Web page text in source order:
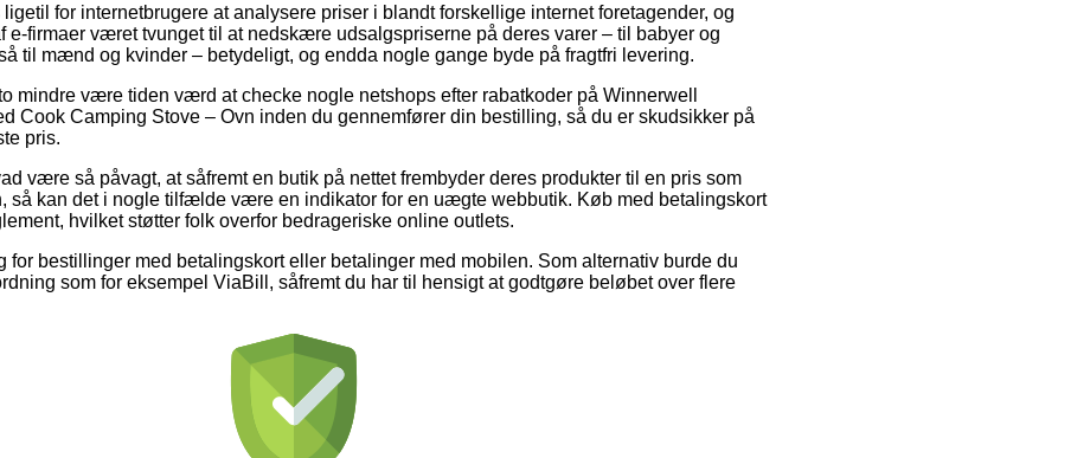
for internetbrugere at analysere priser i blandt forskellige internet foretagender, og
e-firmaer været tvunget til at nedskære udsalgspriserne på deres varer – til babyer og
til mænd og kvinder – betydeligt, og endda nogle gange byde på fragtfri levering.
mindre være tiden værd at checke nogle netshops efter rabatkoder på Winnerwell
Cook Camping Stove – Ovn inden du gennemfører din bestilling, så du er skudsikker på
pris.
være så påvagt, at såfremt en butik på nettet frembyder deres produkter til en pris som
så kan det i nogle tilfælde være en indikator for en uægte webbutik. Køb med betalingskort
hvilket støtter folk overfor bedrageriske online outlets.
for bestillinger med betalingskort eller betalinger med mobilen. Som alternativ burde du
som for eksempel ViaBill, såfremt du har til hensigt at godtgøre beløbet over flere